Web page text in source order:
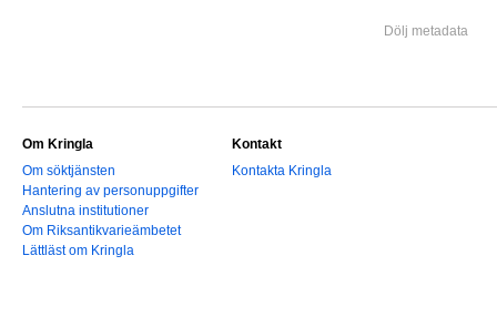
Dölj metadata
Om Kringla
Om söktjänsten
Hantering av personuppgifter
Anslutna institutioner
Om Riksantikvarieämbetet
Lättläst om Kringla
Kontakt
Kontakta Kringla